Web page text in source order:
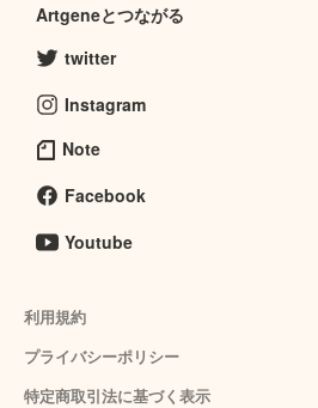
Artgeneとつながる
twitter
Instagram
Note
Facebook
Youtube
利用規約
プライバシーポリシー
特定商取引法に基づく表示